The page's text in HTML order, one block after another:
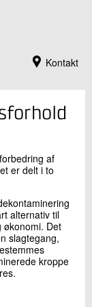
Kontakt
af
er delt i to
alternativ til
økonomi. Det
slagtegang,
kroppe